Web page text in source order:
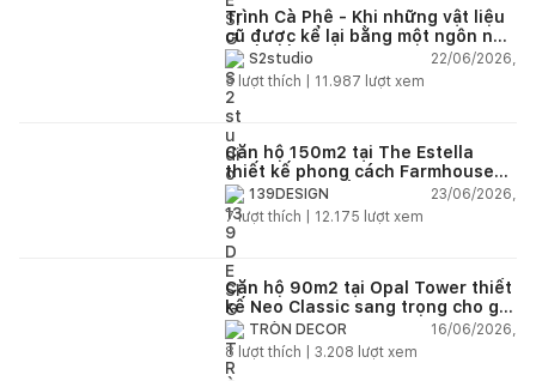
Trình Cà Phê - Khi những vật liệu
cũ được kể lại bằng một ngôn ngữ
thiết kế mới
S2studio
22/06/2026,
5 lượt thích | 11.987 lượt xem
Căn hộ 150m2 tại The Estella
thiết kế phong cách Farmhouse
thanh lịch và ấm áp
139DESIGN
23/06/2026,
7lượt thích | 12.175 lượt xem
Căn hộ 90m2 tại Opal Tower thiết
kế Neo Classic sang trọng cho gia
đình trẻ
TRÒN DECOR
16/06/2026,
8 lượt thích | 3.208 lượt xem